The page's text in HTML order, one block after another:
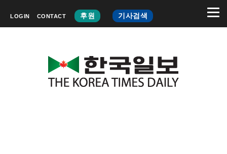
LOGIN CONTACT 후원 기사검색